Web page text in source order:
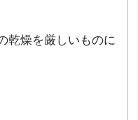
乾燥を厳しいものに